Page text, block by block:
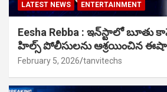
LATEST NEWS ENTERTAINMENT
Eesha Rebba : ఇన్‌స్టాలో
హిల్స్ పోలీసులను ఆశ్రయించిన
February 5, 2026 tanvitechs